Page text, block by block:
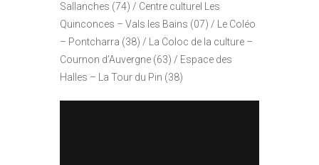
Sallanches (74) / Centre culturel Les
Quinconces – Vals les Bains (07) / Le Coléo
– Pontcharra (38) / La Coloc de la culture –
Cournon d’Auvergne (63) / Espace des
Halles – La Tour du Pin (38)